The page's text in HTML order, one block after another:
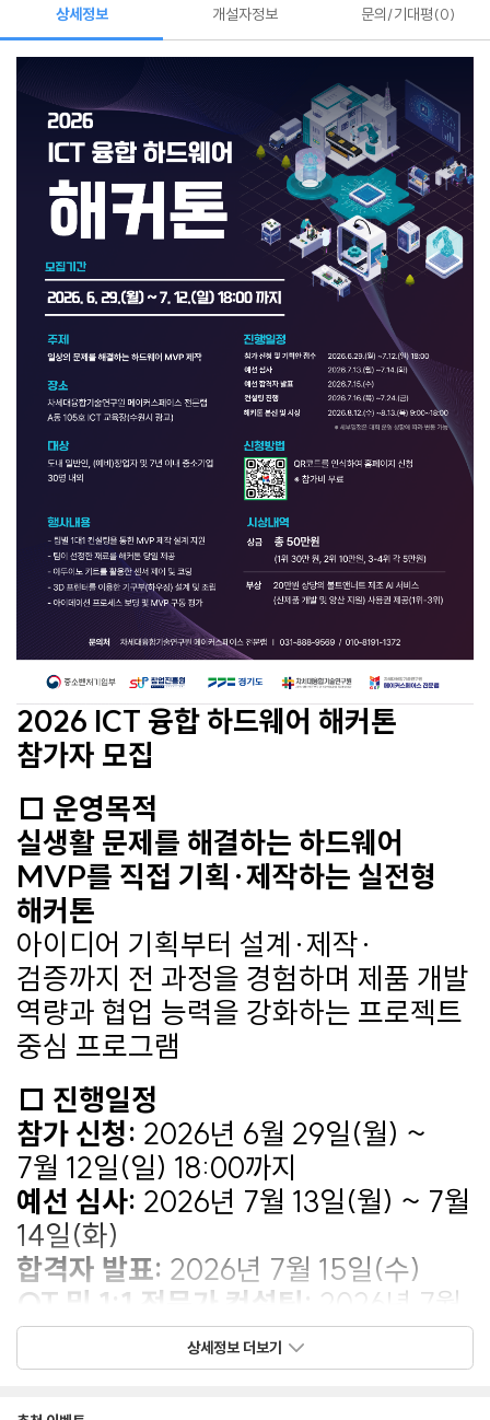
상세정보
2026 ICT 융합 하드웨어 해커톤
참가자 모집
□ 운영목적
실생활 문제를 해결하는 하드웨어
MVP를 직접 기획·제작하는 실전형
해커톤
아이디어 기획부터 설계·제작·
검증까지 전 과정을 경험하며 제품 개발
역량과 협업 능력을 강화하는 프로젝트
중심 프로그램
□ 진행일정
참가 신청: 2026년 6월 29일(월) ~
7월 12일(일) 18:00까지
예선 심사: 2026년 7월 13일(월) ~ 7월
14일(화)
합격자 발표: 2026년 7월 15일(수)
OT 및 1:1 전문가 컨설팅: 2026년 7월
16일(목) ~ 7월 24일(금)
해커톤 본선:2026년 8월 12일(수)
09:00 ~ 18:00 / 8월 13일(목) 09:00
상세정보 더보기
개설자정보 문의/기대평 0